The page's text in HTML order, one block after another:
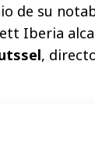
de su
Iberia
,